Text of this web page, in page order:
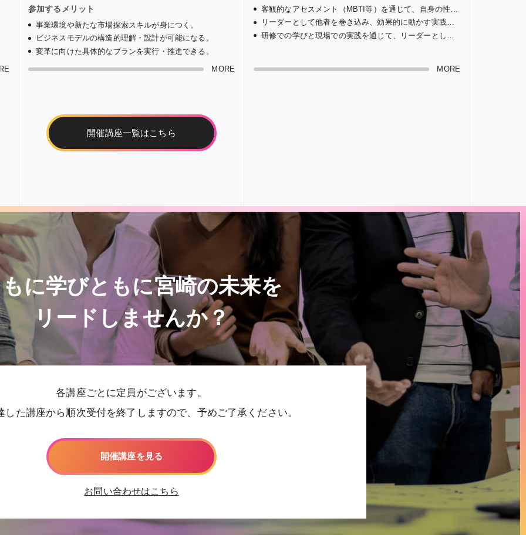
参加するメリット
事業環境や新たな市場探索スキルが身につく。
ビジネスモデルの構造的理解・設計が可能になる。
変革に向けた具体的なプランを実行・推進できる。
MORE
客観的なアセスメント（MBTI等）を通じて、自身の性格・指向、強みを把握する。
リーダーとして他者を巻き込み、効果的に動かす実践技法を習得する。
研修での学びと現場での実践を通じて、リーダーとしての行動力を高める。
MORE
開催講座一覧はこちら
に学びともに宮崎の未来を
リードしませんか？
各講座ごとに定員がございます。
した講座から順次受付を終了しますので、予めご了承ください。
開催講座を見る
お問い合わせはこちら